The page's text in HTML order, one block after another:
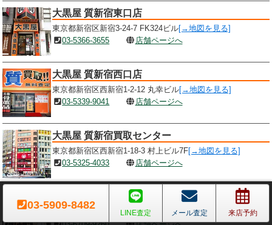
大黒屋 質新宿東口店
東京都新宿区新宿3-24-7 FK324ビル[→地図を見る]
03-5366-3655
店舗ページへ
大黒屋 質新宿西口店
東京都新宿区西新宿1-2-12 丸幸ビル[→地図を見る]
03-5339-9041
店舗ページへ
大黒屋 質新宿買取センター
東京都新宿区西新宿1-18-3 村上ビル7F[→地図を見る]
03-5325-4033
店舗ページへ
大黒屋 質新宿通り店
東京都新宿区新宿3-17-2 アカネビルB1F[→地図を見る]
03-5909-8482
LINE査定 メール査定 来店予約